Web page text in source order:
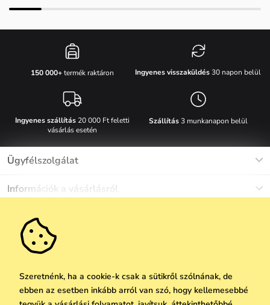
150 000+termék raktáron Ingyenes visszaküldés30 napon belül
Ingyenes szállítás20 000 Ft feletti
vásárlás esetén
Szállítás3 munkanapon belül
Ügyfélszolgálat
+36 1 808 9989
Információk a vásárlásról
Gyakori kérdések
Anyagok és karbantartás
Visszaküldés és reklamáció
Egyéb információk
Rólunk
Karrier
Ajándék utalványok
Vállalatok számára
Ne maradj le semmiről!
Feliratkozni
Szeretnénk, ha a cookie-k csak a sütikről szólnának, de
ebben az esetben inkább arról van szó, hogy kellemesebbé